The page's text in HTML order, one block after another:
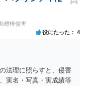
標権侵害
役にたった 4
法理に照らすと、侵害
実名・写真・実成績等